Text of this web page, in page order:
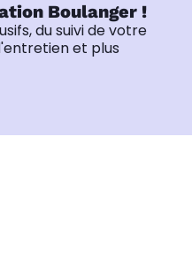
Boulanger !
du suivi de votre
et plus